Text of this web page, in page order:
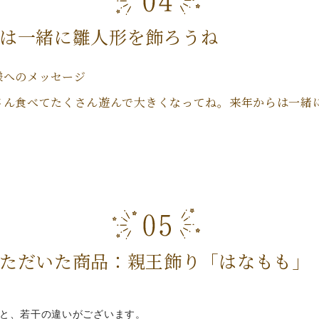
一緒に雛人形を飾ろうね
のメッセージ
食べてたくさん遊んで大きくなってね。来年からは一緒
だいた商品：親王飾り「はなもも」
、若干の違いがございます。